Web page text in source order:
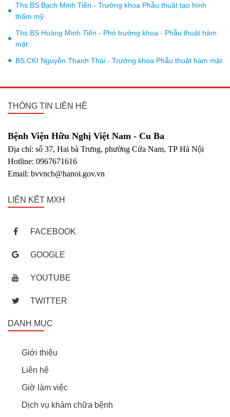
Ths.BS Bạch Minh Tiến - Trưởng khoa Phẫu thuật tạo hình
thẩm mỹ
Ths.BS Hoàng Minh Tiến - Phó trưởng khoa - Phẫu thuật hàm
mặt
BS.CKI Nguyễn Thanh Thái - Trưởng khoa Phẫu thuật hàm mặt
THÔNG TIN LIÊN HỆ
Bệnh Viện Hữu Nghị Việt Nam - Cu Ba
Địa chỉ: số 37, Hai bà Trưng, phường Cửa Nam, TP Hà Nội
Hotline: 0967671616
Email: bvvncb@hanoi.gov.vn
LIÊN KẾT MXH
FACEBOOK
GOOGLE
YOUTUBE
TWITTER
DANH MỤC
Giới thiệu
Liên hệ
Giờ làm việc
Dịch vụ khám chữa bệnh